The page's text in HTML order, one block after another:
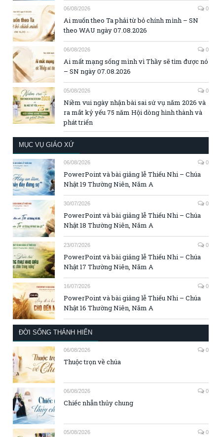
06/08/2026 0
Ai muốn theo Ta phải từ bỏ chính mình – SN
theo WAU ngày 07.08.2026
06/08/2026 0
Ai mất mạng sống mình vì Thầy sẽ tìm được nó
– SN ngày 07.08.2026
05/08/2026 0
Niềm vui ngày nhận bài sai sứ vụ năm 2026 và
ra mắt kỷ yếu 75 năm Hội dòng hình thành và
phát triển
MỤC VỤ GIÁO XỨ
06/08/2026 0
PowerPoint và bài giảng lễ Thiếu Nhi – Chúa
Nhật 19 Thường Niên, Năm A
30/07/2026 0
PowerPoint và bài giảng lễ Thiếu Nhi – Chúa
Nhật 18 Thường Niên, Năm A
23/07/2026 0
PowerPoint và bài giảng lễ Thiếu Nhi – Chúa
Nhật 17 Thường Niên, Năm A
16/07/2026 0
PowerPoint và bài giảng lễ Thiếu Nhi – Chúa
Nhật 16 Thường Niên, Năm A
ĐỜI SỐNG THÁNH HIẾN
06/08/2026 0
Thuộc trọn về chúa
06/08/2026 0
Chiếc nhẫn thủy chung
05/08/2026 0